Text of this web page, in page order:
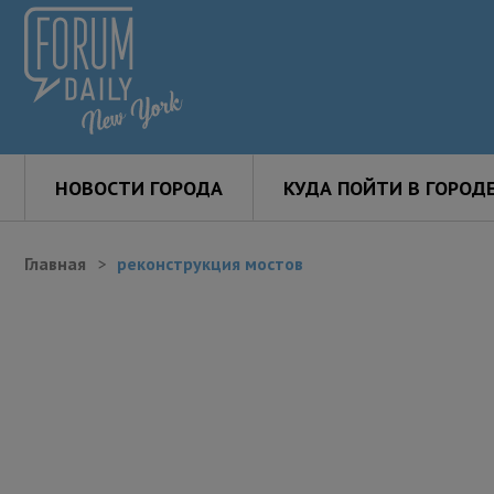
НОВОСТИ ГОРОДА КУДА ПОЙТИ В
Главная реконструкция мостов